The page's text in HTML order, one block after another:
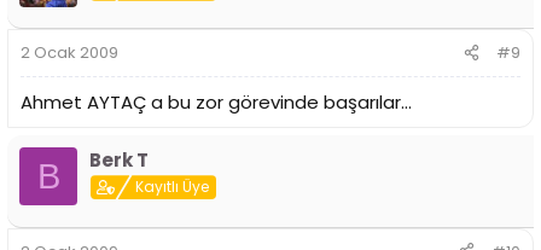
2 Ocak 2009 #9
Ahmet AYTAÇ a bu zor görevinde başarılar...
B Berk T
Kayıtlı Üye